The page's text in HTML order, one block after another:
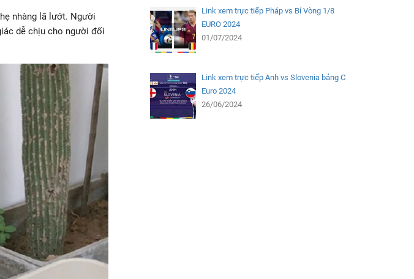
nhàng lã lướt. Người
dễ chịu cho người đối
Link xem trực tiếp Pháp vs Bỉ Vòng 1/8
EURO 2024
01/07/2024
Link xem trực tiếp Anh vs Slovenia bảng C
Euro 2024
26/06/2024